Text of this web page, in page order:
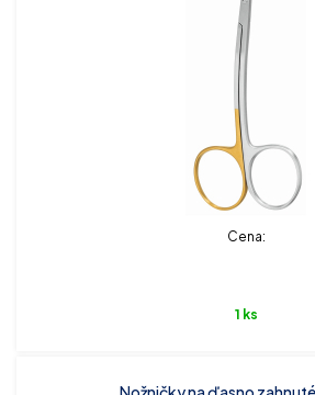
Cena:
1 ks